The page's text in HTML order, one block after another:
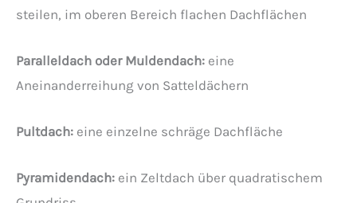
steilen, im oberen Bereich flachen Dachflächen
Paralleldach oder Muldendach: eine
Aneinanderreihung von Satteldächern
Pultdach: eine einzelne schräge Dachfläche
Pyramidendach: ein Zeltdach über quadratischem